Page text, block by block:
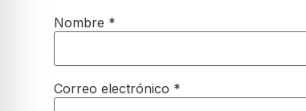
Nombre *
Correo electrónico *